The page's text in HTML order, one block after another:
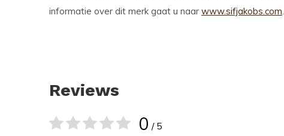
informatie over dit merk gaat u naar www.sifjakobs.com.
Reviews
0 / 5